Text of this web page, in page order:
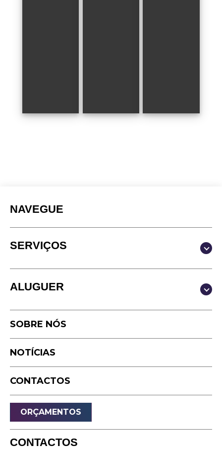
NAVEGUE
SERVIÇOS
Produção & Conteúdos
Vídeo
Podcast
Timelapse
Drone
Som
Luz
Palcos
ALUGUER
Estúdio
Equipamento
SOBRE NÓS
NOTÍCIAS
CONTACTOS
ORÇAMENTOS
CONTACTOS